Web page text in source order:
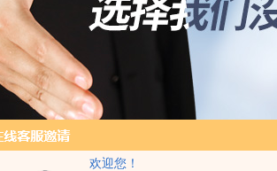
欢迎您！